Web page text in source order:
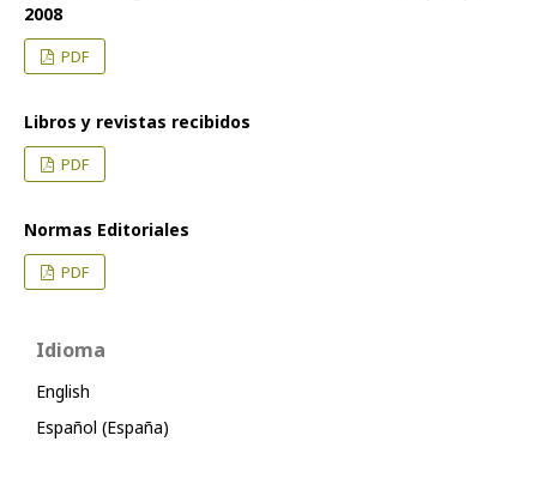
2008
PDF
Libros y revistas recibidos
PDF
Normas Editoriales
PDF
Idioma
English
Español (España)